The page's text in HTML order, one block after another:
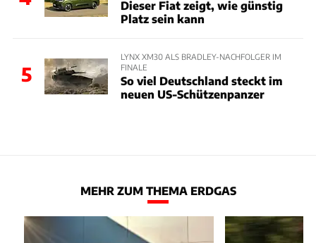
Dieser Fiat zeigt, wie günstig
Platz sein kann
5
LYNX XM30 ALS BRADLEY-NACHFOLGER IM
FINALE
So viel Deutschland steckt im
neuen US-Schützenpanzer
MEHR ZUM THEMA ERDGAS